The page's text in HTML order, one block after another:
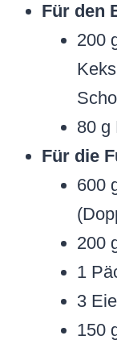
Für den
200
80 g
Für die
600
200
1
3
150